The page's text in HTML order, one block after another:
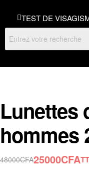
TEST DE
Lunettes
hommes
48000CFA25000CFA